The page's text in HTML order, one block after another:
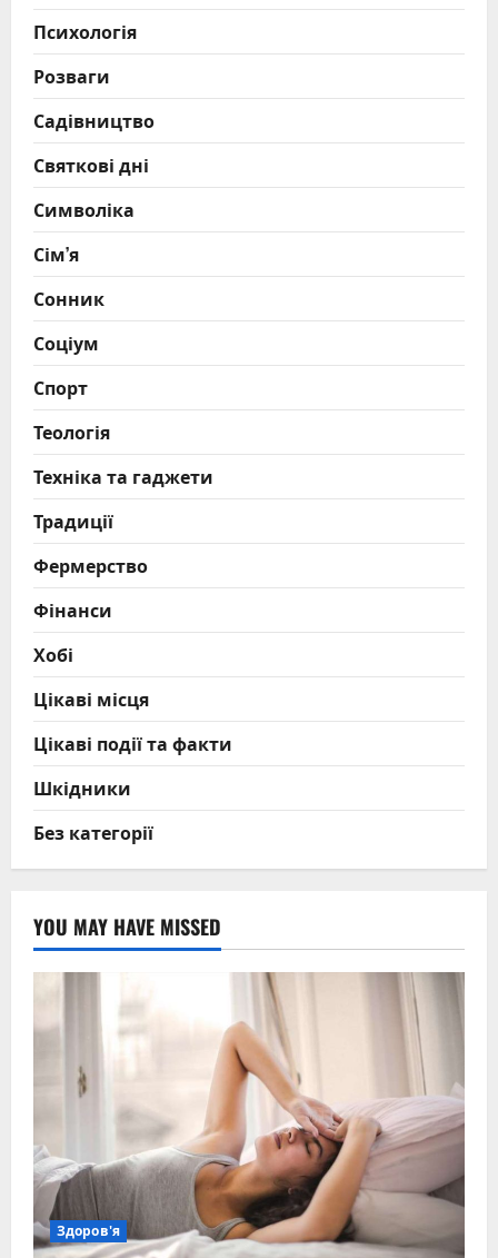
Психологія
Розваги
Садівництво
Святкові дні
Символіка
Сім’я
Сонник
Соціум
Спорт
Теологія
Техніка та гаджети
Традиції
Фермерство
Фінанси
Хобі
Цікаві місця
Цікаві події та факти
Шкідники
Без категорії
YOU MAY HAVE MISSED
Здоров'я